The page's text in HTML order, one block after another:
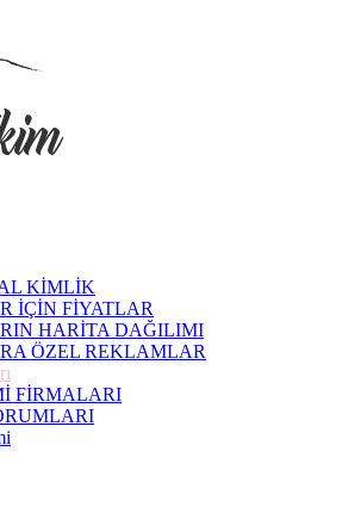
KİMLİK
İÇİN FİYATLAR
HARİTA DAĞILIMI
ÖZEL REKLAMLAR
FİRMALARI